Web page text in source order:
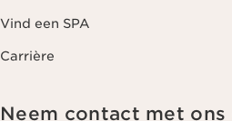
Vind een SPA
Carrière
Neem contact met ons